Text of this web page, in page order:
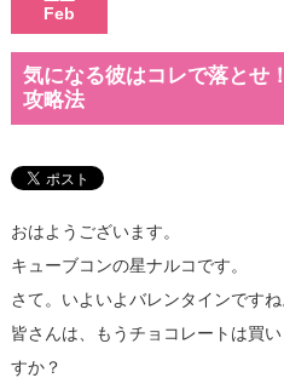
Feb
気になる彼はコレで落とせ
攻略法
おはようございます。
キューブコンの星ナルコです。
さて。いよいよバレンタインですね
皆さんは、もうチョコレートは買
すか？